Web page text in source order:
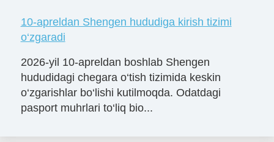
10-apreldan Shengen hududiga kirish tizimi
o‘zgaradi
2026-yil 10-apreldan boshlab Shengen
hududidagi chegara o‘tish tizimida keskin
o‘zgarishlar bo‘lishi kutilmoqda. Odatdagi
pasport muhrlari to‘liq bio...